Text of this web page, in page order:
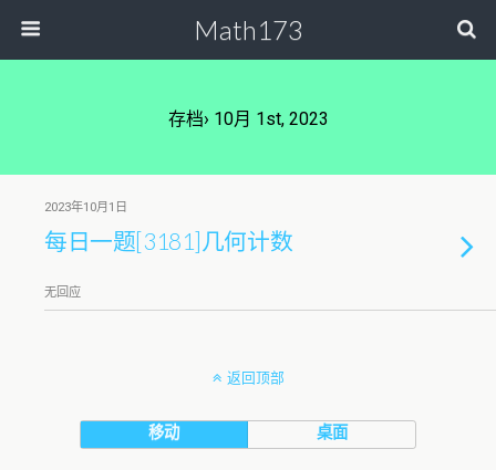
Math173
存档› 10月 1st, 2023
2023年10月1日
每日一题[3181]几何计数
无回应
返回顶部
移动 桌面